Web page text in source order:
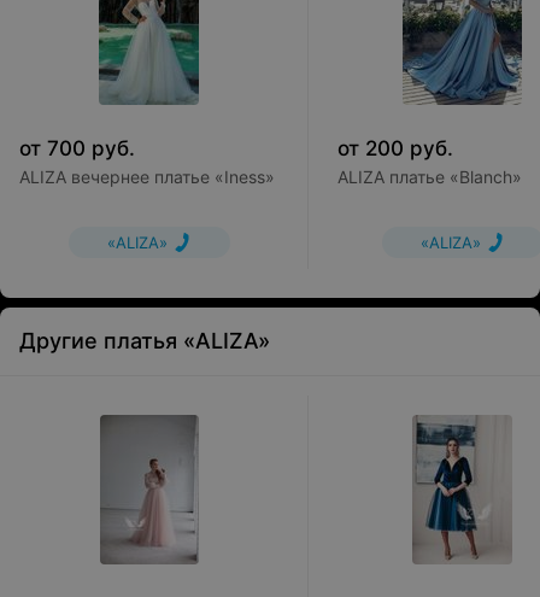
от 700 руб.
ALIZA вечернее платье «Iness»
«ALIZA»
от 200 руб.
ALIZA платье «Blanch»
«ALIZA»
Другие платья «ALIZA»